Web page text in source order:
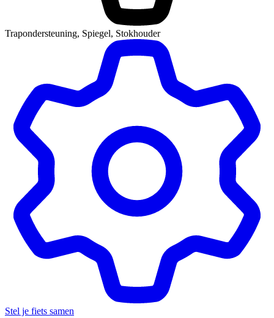
Trapondersteuning, Spiegel, Stokhouder
Stel je fiets samen